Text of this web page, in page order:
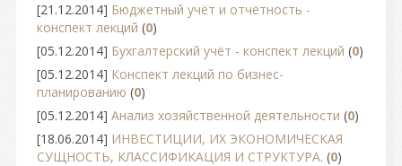
[21.12.2014] Бюджетный учёт и отчётность -
конспект лекций (0)
[05.12.2014] Бухгалтерский учёт - конспект лекций (0)
[05.12.2014] Конспект лекций по бизнес-
планированию (0)
[05.12.2014] Анализ хозяйственной деятельности (0)
[18.06.2014] ИНВЕСТИЦИИ, ИХ ЭКОНОМИЧЕСКАЯ
СУЩНОСТЬ, КЛАССИФИКАЦИЯ И СТРУКТУРА. (0)